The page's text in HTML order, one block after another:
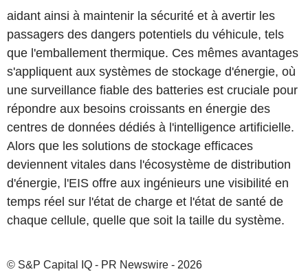
aidant ainsi à maintenir la sécurité et à avertir les
passagers des dangers potentiels du véhicule, tels
que l'emballement thermique. Ces mêmes avantages
s'appliquent aux systèmes de stockage d'énergie, où
une surveillance fiable des batteries est cruciale pour
répondre aux besoins croissants en énergie des
centres de données dédiés à l'intelligence artificielle.
Alors que les solutions de stockage efficaces
deviennent vitales dans l'écosystème de distribution
d'énergie, l'EIS offre aux ingénieurs une visibilité en
temps réel sur l'état de charge et l'état de santé de
chaque cellule, quelle que soit la taille du système.
© S&P Capital IQ - PR Newswire - 2026